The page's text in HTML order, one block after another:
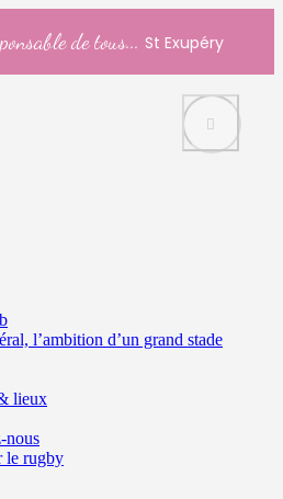
de tous... St Exupéry
l’ambition d’un grand stade
lieux
nous
le rugby